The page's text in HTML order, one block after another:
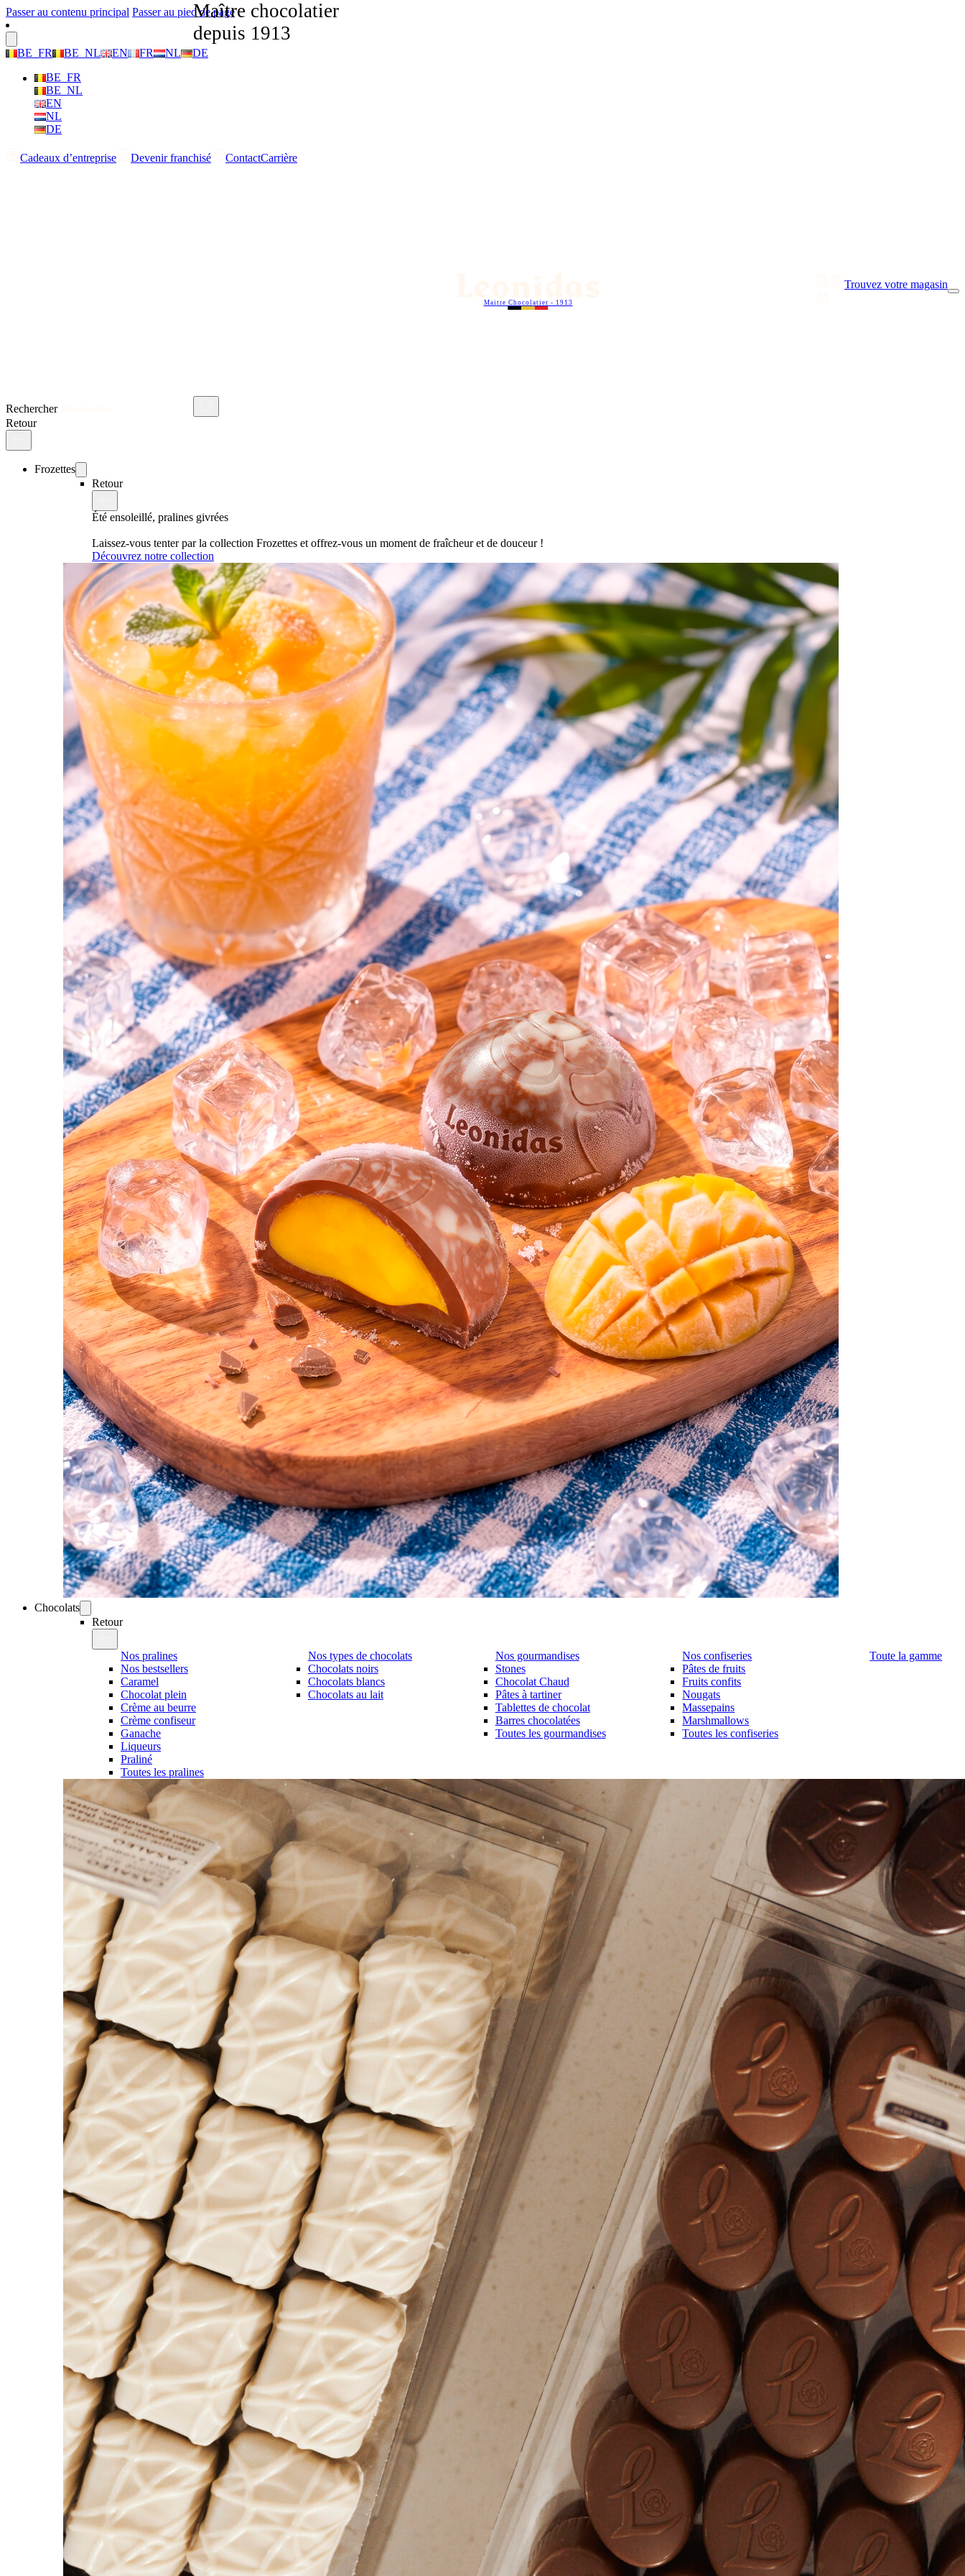
Passer au contenu principal Passer au pied de page
BE_FR BE_NL EN FR NL
DE
BE_FR
BE_NL
EN
NL
DE
Cadeaux d’entreprise Devenir franchisé ContactCarrière
Rechercher
Maitre Chocolatier - 1913
Trouvez votre magasin
Retour
Frozettes
Retour
Été ensoleillé, pralines givrées
Laissez-vous tenter par la collection Frozettes et offrez-vous un moment de fraîcheur et de douceur !
Découvrez notre collection
Chocolats
Retour
Nos pralines
Nos bestsellers
Caramel
Chocolat plein
Crème au beurre
Crème confiseur
Ganache
Liqueurs
Praliné
Toutes les pralines
Nos types de chocolats
Chocolats noirs
Chocolats blancs
Chocolats au lait
Nos gourmandises
Stones
Chocolat Chaud
Pâtes à tartiner
Tablettes de chocolat
Barres chocolatées
Toutes les gourmandises
Nos confiseries
Pâtes de fruits
Fruits confits
Nougats
Massepains
Marshmallows
Toutes les confiseries
Toute la gamme
Maître chocolatier
depuis 1913